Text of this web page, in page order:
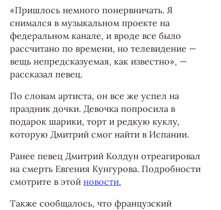
«Пришлось немного понервничать. Я
снимался в музыкальном проекте на
федеральном канале, и вроде все было
рассчитано по времени, но телевидение —
вещь непредсказуемая, как известно», —
рассказал певец.
По словам артиста, он все же успел на
праздник дочки. Девочка попросила в
подарок шарики, торт и редкую куклу,
которую Дмитрий смог найти в Испании.
Ранее певец Дмитрий Колдун отреагировал
на смерть Евгения Кунгурова. Подробности
смотрите в этой новости.
Также сообщалось, что французский